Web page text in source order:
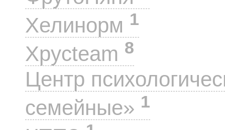
Хелинорм 1
Хрусteam 8
Центр
семейные» 1